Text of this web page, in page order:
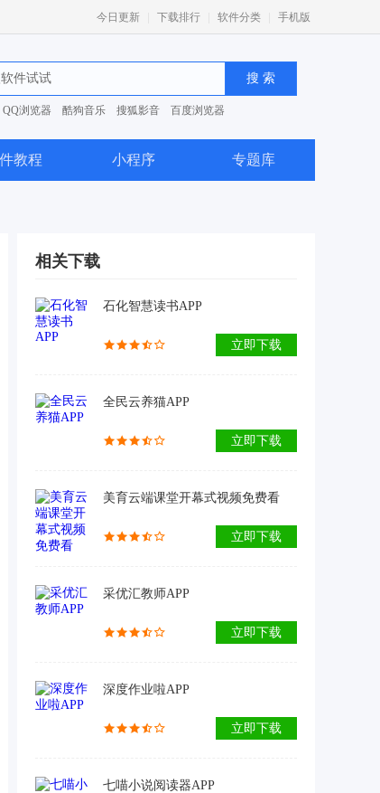
今日更新 下载排行 软件分类 手机版
QQ浏览器 酷狗音乐 搜狐影音
百度浏览器
教程 小程序 专题库
相关下载
石化智慧读书APP
立即下载
全民云养猫APP
立即下载
美育云端课堂开幕式视频免费看
立即下载
采优汇教师APP
立即下载
深度作业啦APP
立即下载
七喵小说阅读器APP